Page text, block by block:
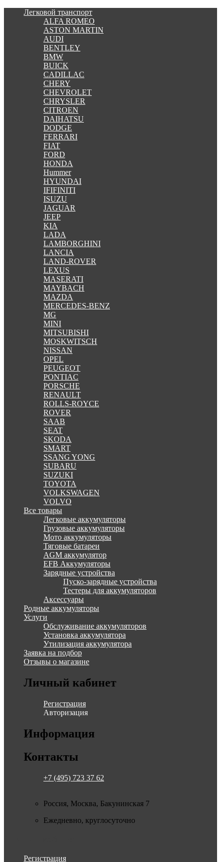
Легковой транспорт
ALFA ROMEO
ASTON MARTIN
AUDI
BENTLEY
BMW
BUICK
CADILLAC
CHERY
CHEVROLET
CHRYSLER
CITROEN
DAIHATSU
DODGE
FERRARI
FIAT
FORD
HONDA
Hummer
HYUNDAI
IFIFINITI
ISUZU
JAGUAR
JEEP
KIA
LADA
LAMBORGHINI
LANCIA
LAND-ROVER
LEXUS
MASERATI
MAYBACH
MAZDA
MERCEDES-BENZ
MG
MINI
MITSUBISHI
MOSKWITSCH
NISSAN
OPEL
PEUGEOT
PONTIAC
PORSCHE
RENAULT
ROLLS-ROYCE
ROVER
SAAB
SEAT
SKODA
SMART
SSANG YONG
SUBARU
SUZUKI
TOYOTA
VOLKSWAGEN
VOLVO
Все товары
Легковые аккумуляторы
Грузовые аккумуляторы
Мото аккумуляторы
Тяговые батареи
AGM аккумулятор
EFB Аккумуляторы
Зарядные устройства
Пуско-зарядные устройства
Тестеры для аккумуляторов
Аксессуары
Родные аккумуляторы
Услуги
Обслуживание аккумуляторов
Установка аккумулятора
Утилизация аккумулятора
Заявка на подбор
Отзывы о магазине
Личный кабинет
Регистрация
Авторизация
Информация
Контакты
+7 (495) 723 37 62
Россия, Москва, Бакунинская 7
Ежедневно, круглосуточно
Регистрация